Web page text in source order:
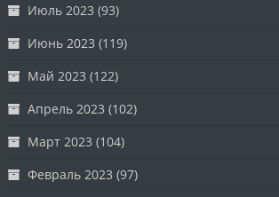
Июль 2023 (93)
Июнь 2023 (119)
Май 2023 (122)
Апрель 2023 (102)
Март 2023 (104)
Февраль 2023 (97)